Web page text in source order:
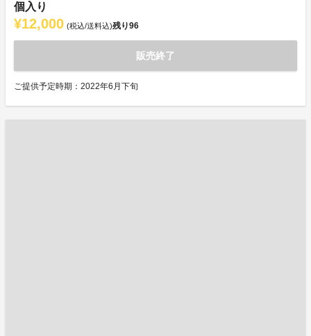
個入り
¥12,000 (税込/送料込)残り96
販売終了
ご提供予定時期：2022年6月下旬